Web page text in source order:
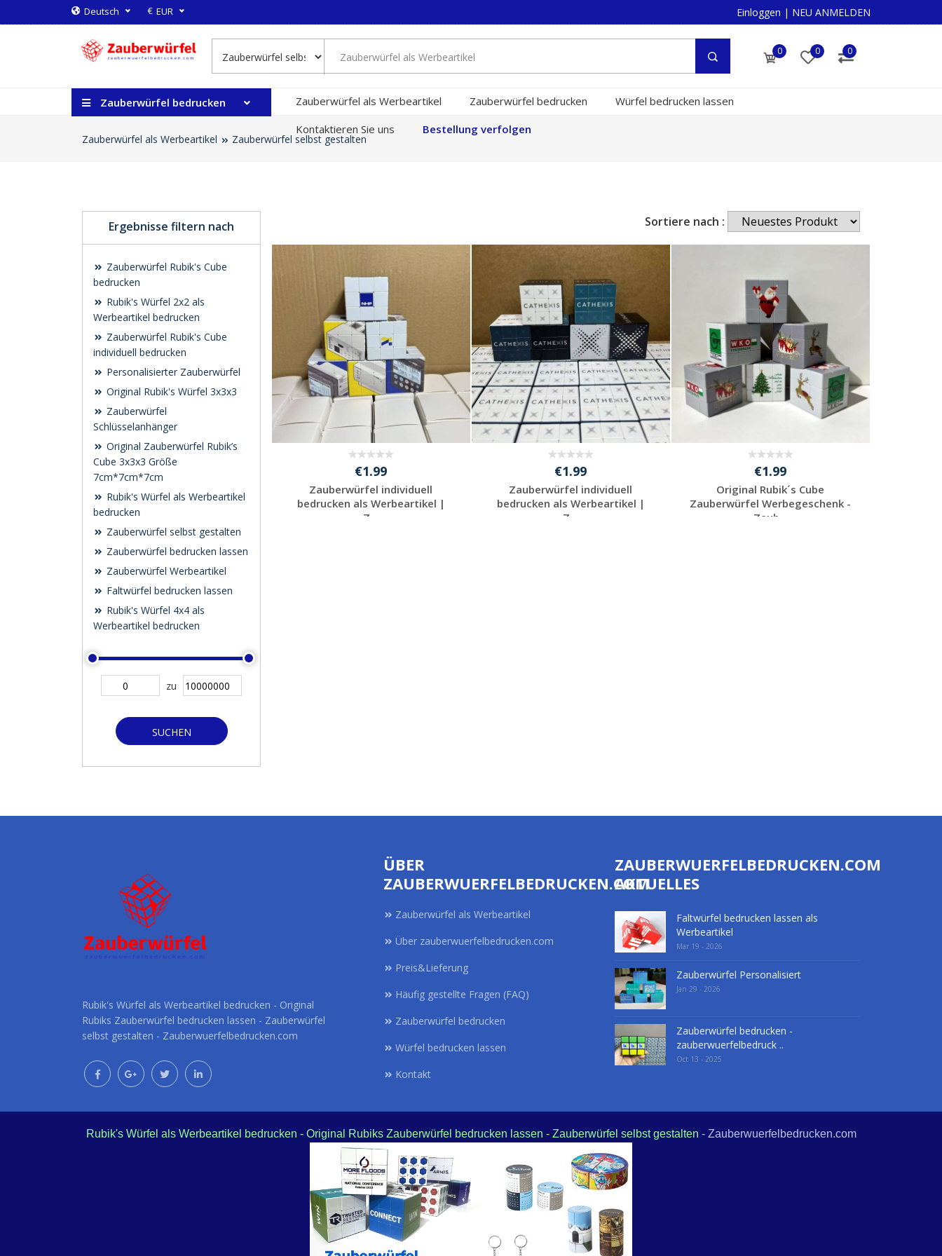
Deutsch € EUR Einloggen | NEU ANMELDEN
0 0 0
Zauberwürfel bedrucken Zauberwürfel als Werbeartikel Zauberwürfel bedrucken
Würfel bedrucken lassen
Kontaktieren Sie uns
Bestellung verfolgen
Zauberwürfel als Werbeartikel Zauberwürfel selbst gestalten
Ergebnisse filtern nach
Zauberwürfel Rubik's Cube
bedrucken
Rubik's Würfel 2x2 als
Werbeartikel bedrucken
Zauberwürfel Rubik's Cube
individuell bedrucken
Personalisierter Zauberwürfel
Original Rubik's Würfel 3x3x3
Zauberwürfel
Schlüsselanhänger
Original Zauberwürfel Rubik’s
Cube 3x3x3 Größe
7cm*7cm*7cm
Rubik's Würfel als Werbeartikel
bedrucken
Zauberwürfel selbst gestalten
Zauberwürfel bedrucken lassen
Zauberwürfel Werbeartikel
Faltwürfel bedrucken lassen
Rubik's Würfel 4x4 als
Werbeartikel bedrucken
zu
SUCHEN
Sortiere nach :
€1.99
Zauberwürfel individuell
bedrucken als Werbeartikel |
Z...
€1.99
Zauberwürfel individuell
bedrucken als Werbeartikel |
Z...
€1.99
Original Rubik´s Cube
Zauberwürfel Werbegeschenk -
Zaub...
Rubik's Würfel als Werbeartikel bedrucken - Original
Rubiks Zauberwürfel bedrucken lassen - Zauberwürfel
selbst gestalten - Zauberwuerfelbedrucken.com
ÜBER
ZAUBERWUERFELBEDRUCKEN.COM
Zauberwürfel als Werbeartikel
Über zauberwuerfelbedrucken.com
Preis&Lieferung
Häufig gestellte Fragen (FAQ)
Zauberwürfel bedrucken
Würfel bedrucken lassen
Kontakt
ZAUBERWUERFELBEDRUCKEN.COM
AKTUELLES
Faltwürfel bedrucken lassen als
Werbeartikel
Mar 19 - 2026
Zauberwürfel Personalisiert
Jan 29 - 2026
Zauberwürfel bedrucken -
zauberwuerfelbedruck ..
Oct 13 - 2025
Rubik's Würfel als Werbeartikel bedrucken - Original Rubiks Zauberwürfel bedrucken lassen - Zauberwürfel selbst gestalten - Zauberwuerfelbedrucken.com